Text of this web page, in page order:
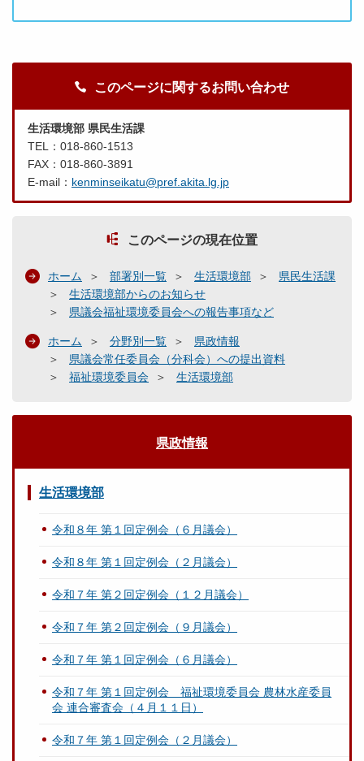
このページに関するお問い合わせ
生活環境部 県民生活課
TEL：018-860-1513
FAX：018-860-3891
E-mail： kenminseikatu@pref.akita.lg.jp
このページの現在位置
ホーム 部署別一覧 生活環境部
県民生活課
生活環境部からのお知らせ
県議会福祉環境委員会への報告事項など
ホーム 分野別一覧
県政情報
県議会常任委員会（分科会）への提出資料
福祉環境委員会
生活環境部
県政情報
生活環境部
令和８年 第１回定例会（６月議会）
令和８年 第１回定例会（２月議会）
令和７年 第２回定例会（１２月議会）
令和７年 第２回定例会（９月議会）
令和７年 第１回定例会（６月議会）
令和７年 第１回定例会 福祉環境委員会 農林水産委員
会 連合審査会（４月１１日）
令和７年 第１回定例会（２月議会）